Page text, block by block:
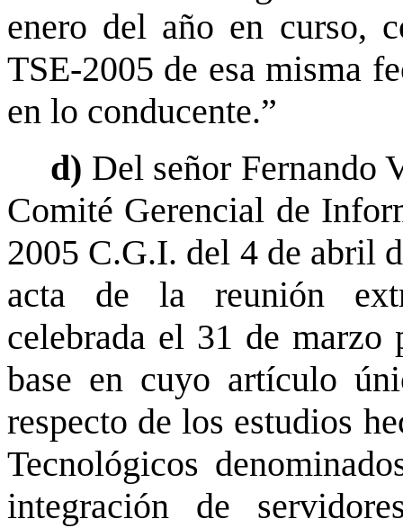
enero del año en curso,
TSE-2005 de esa misma
en lo conducente.”
d) Del señor Fernando
Comité Gerencial de
2005 C.G.I. del 4 de abril
acta de la reunión
celebrada el 31 de
base en cuyo artículo
respecto de los estudios
Tecnológicos
integración de